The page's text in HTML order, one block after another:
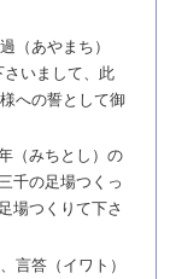
（あやまち）
いまして、此
への誓として御
（みちとし）の
千の足場つくっ
場つくりて下さ
言答（イワト）